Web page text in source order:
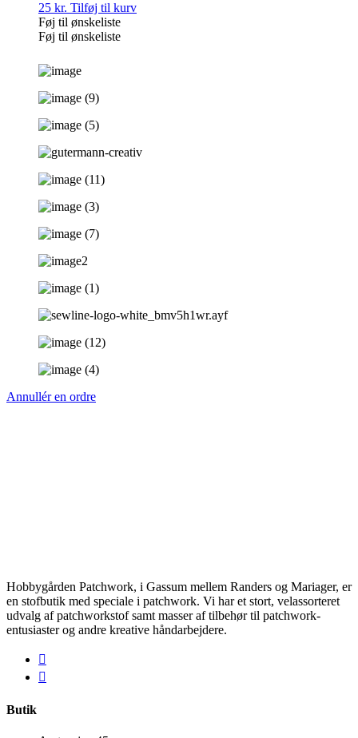
25 kr. Tilføj til kurv
Føj til ønskeliste
Føj til ønskeliste
Annullér en ordre
Hobbygården Patchwork, i Gassum mellem Randers og Mariager, er
en stofbutik med speciale i patchwork. Vi har et stort, velassorteret
udvalg af patchworkstof samt masser af tilbehør til patchwork-
entusiaster og andre kreative håndarbejdere.
Butik